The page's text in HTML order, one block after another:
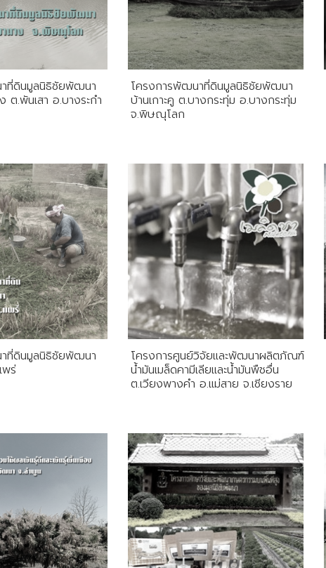
ที่ดินมูลนิธิชัยพัฒนา
ต.พันเสา อ.บางระกำ
โครงการพัฒนาที่ดินมูลนิธิชัยพัฒนา
บ้านเกาะคู ต.บางกระทุ่ม อ.บางกระทุ่ม
จ.พิษณุโลก
ที่ดินมูลนิธิชัยพัฒนา
ร่
โครงการศูนย์วิจัยและพัฒนาผลิตภัณฑ์
น้ำมันเมล็ดคามีเลียและน้ำมันพืชอื่น
ต.เวียงพางคำ อ.แม่สาย จ.เชียงราย